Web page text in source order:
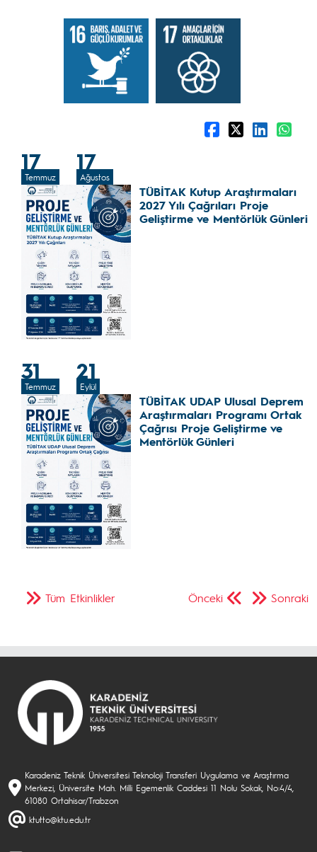
17
Temmuz
17
Ağustos
TÜBİTAK Kutup Araştırmaları
2027 Yılı Çağrıları Proje
Geliştirme ve Mentörlük Günleri
31
Temmuz
21
Eylül
TÜBİTAK UDAP Ulusal Deprem
Araştırmaları Programı Ortak
Çağrısı Proje Geliştirme ve
Mentörlük Günleri
Önceki Sonraki
Tüm Etkinlikler
Karadeniz Teknik Üniversitesi Teknoloji Transferi Uygulama ve Araştırma
Merkezi, Üniversite Mah. Milli Egemenlik Caddesi 11 Nolu Sokak, No:4/4,
61080 Ortahisar/Trabzon
ktutto@ktu.edu.tr